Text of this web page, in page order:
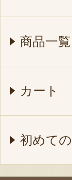
商品一覧
カート
初めて